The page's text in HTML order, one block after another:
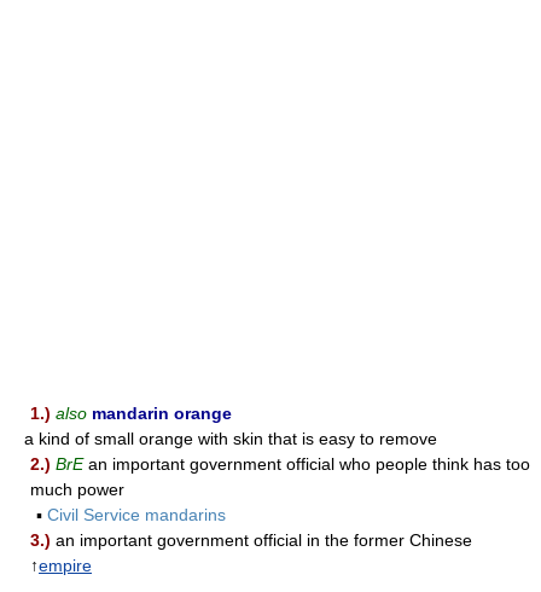
1.) also mandarin orange
a kind of small orange with skin that is easy to remove
2.) BrEan important government official who people think has too
much power
▪ Civil Service mandarins
3.) an important government official in the former Chinese
↑empire